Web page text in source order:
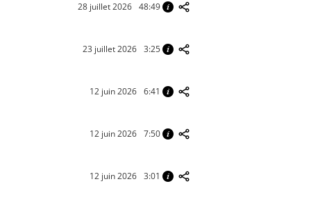
28 juillet 2026 48:49
23 juillet 2026 3:25
12 juin 2026 6:41
12 juin 2026 7:50
12 juin 2026 3:01